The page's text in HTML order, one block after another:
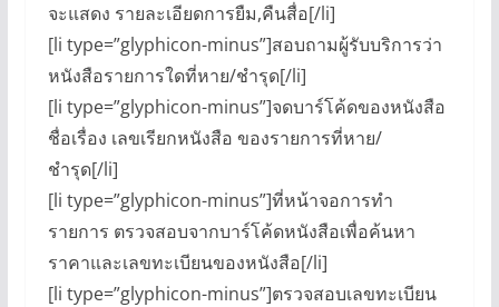
จะแสดง รายละเอียดการยืม,คืนสื่อ[/li]
[li type=”glyphicon-minus”]สอบถามผู้รับบริการว่า
หนังสือรายการใดที่หาย/ชำรุด[/li]
[li type=”glyphicon-minus”]จดบาร์โค้ดของหนังสือ
ชื่อเรื่อง เลขเรียกหนังสือ ของรายการที่หาย/
ชำรุด[/li]
[li type=”glyphicon-minus”]ที่หน้าจอการทำ
รายการ ตรวจสอบจากบาร์โค้ดหนังสือเพื่อค้นหา
ราคาและเลขทะเบียนของหนังสือ[/li]
[li type=”glyphicon-minus”]ตรวจสอบเลขทะเบียน